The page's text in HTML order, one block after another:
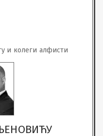
и колеги алфисти